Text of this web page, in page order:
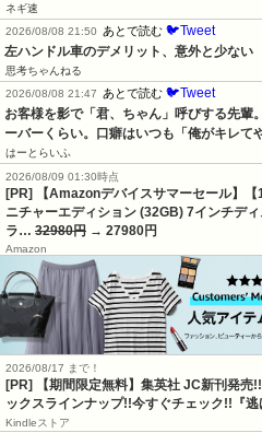
ネギ速
2026/08/08 21:50
あとで読む 🐦Tweet
左ハンドル車のデメリット、意外と少ない
思考ちゃんねる
2026/08/08 21:47
あとで読む 🐦Tweet
お客様を影で「君、ちゃん」呼びする先輩
ーバーくらい。口癖はいつも「俺がキレて
はーとらいふ
2026/08/09 01:30時点
[PR] 【Amazonデバイスサマーセール】
ニチャーエディション (32GB) 7インチデ
ラ… 32980円 → 27980円
Amazon
2026/08/17 まで！
[PR] 【期間限定無料】集英社 JC新刊発売
ックスラインナップ!!今すぐチェック!!『
Kindleストア